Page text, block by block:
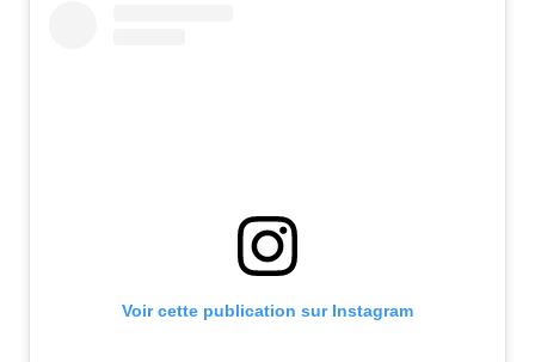
Voir cette publication sur Instagram